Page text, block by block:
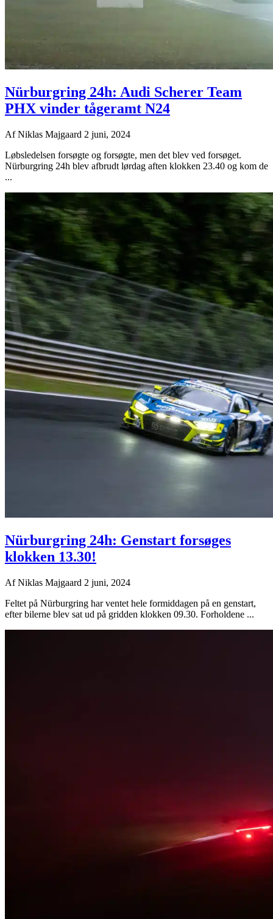
Nürburgring 24h: Audi Scherer Team
PHX vinder tågeramt N24
AfNiklas Majgaard 2 juni, 2024
Løbsledelsen forsøgte og forsøgte, men det blev ved forsøget.
Nürburgring 24h blev afbrudt lørdag aften klokken 23.40 og kom de
...
Nürburgring 24h: Genstart forsøges
klokken 13.30!
AfNiklas Majgaard 2 juni, 2024
Feltet på Nürburgring har ventet hele formiddagen på en genstart,
efter bilerne blev sat ud på gridden klokken 09.30. Forholdene ...